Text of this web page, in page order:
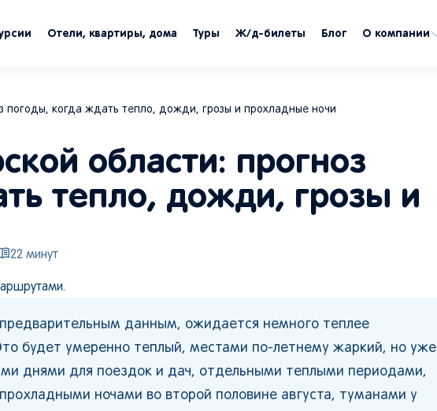
Отели, квартиры, дома Туры Ж/д-билеты Блог О компании
погоды, когда ждать тепло, дожди, грозы и прохладные ночи
области: прогноз
тепло, дожди, грозы и
22 минут
данным, ожидается немного теплее
будет умеренно теплый, местами по-летнему жаркий, но уже
днями для поездок и дач, отдельными теплыми периодами,
ночами во второй половине августа, туманами у